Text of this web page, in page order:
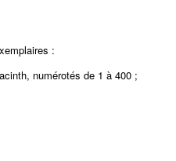
:
numérotés de 1 à 400 ;